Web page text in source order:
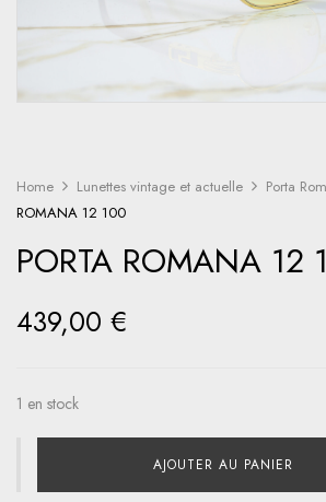
Home Lunettes vintage et actuelle Porta
ROMANA 12 100
PORTA ROMANA 12
439,00 €
1 en stock
AJOUTER AU PANIER